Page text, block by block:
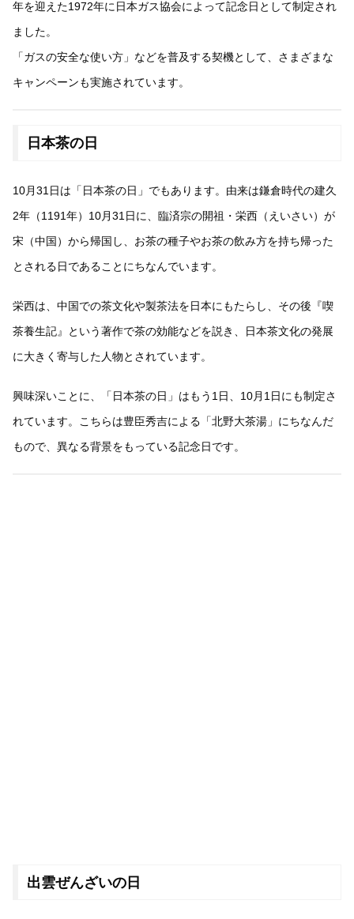
年を迎えた1972年に日本ガス協会によって記念日として制定され
ました。
「ガスの安全な使い方」などを普及する契機として、さまざまな
キャンペーンも実施されています。
日本茶の日
10月31日は「日本茶の日」でもあります。由来は鎌倉時代の建久
2年（1191年）10月31日に、臨済宗の開祖・栄西（えいさい）が
宋（中国）から帰国し、お茶の種子やお茶の飲み方を持ち帰った
とされる日であることにちなんでいます。
栄西は、中国での茶文化や製茶法を日本にもたらし、その後『喫
茶養生記』という著作で茶の効能などを説き、日本茶文化の発展
に大きく寄与した人物とされています。
興味深いことに、「日本茶の日」はもう1日、10月1日にも制定さ
れています。こちらは豊臣秀吉による「北野大茶湯」にちなんだ
もので、異なる背景をもっている記念日です。
出雲ぜんざいの日